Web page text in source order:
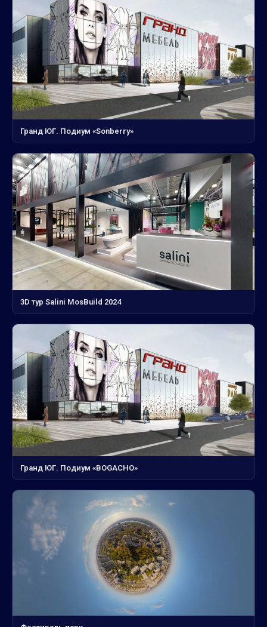
Гранд ЮГ. Подиум «Sonberry»
3D тур Salini MosBuild 2024
Гранд ЮГ. Подиум «BOGACHO»